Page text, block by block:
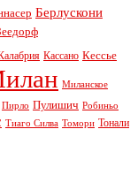
Берлускони
Кассано Кессье
Миланское
Пирло Пулишич Робиньо
Тиаго Силва Томори Тонали